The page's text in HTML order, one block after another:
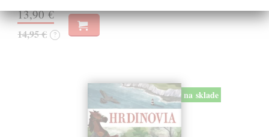
13,90 €
14,95 € ?
na sklade